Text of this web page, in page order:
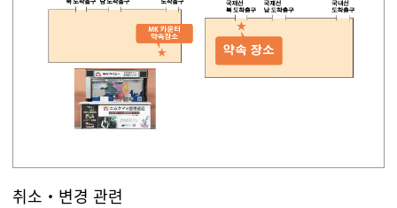
취소・변경 관련